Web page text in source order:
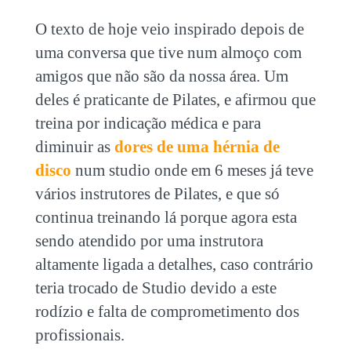
O texto de hoje veio inspirado depois de
uma conversa que tive num almoço com
amigos que não são da nossa área. Um
deles é praticante de Pilates, e afirmou que
treina por indicação médica e para
diminuir as dores de uma hérnia de
disco num studio onde em 6 meses já teve
vários instrutores de Pilates, e que só
continua treinando lá porque agora esta
sendo atendido por uma instrutora
altamente ligada a detalhes, caso contrário
teria trocado de Studio devido a este
rodízio e falta de comprometimento dos
profissionais.